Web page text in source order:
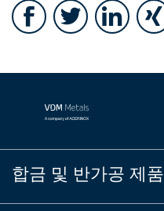
합금 및 반가공 제품